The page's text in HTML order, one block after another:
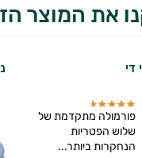
את המוצר
די
פורמולה מתקדמת של
שלוש הפטריות
הנחקרות ביותר...